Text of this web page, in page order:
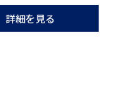
詳細を見る